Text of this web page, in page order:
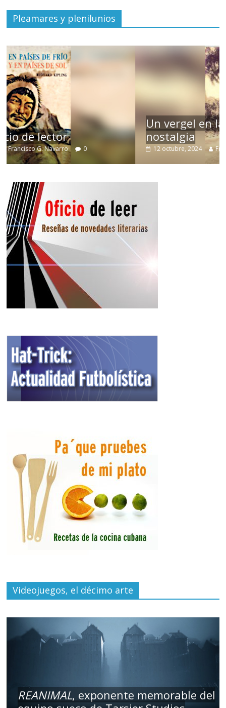
Pleamares y plenilunios
Un vergel en las nieblas de la
nostalgia
12 octubre, 2024 Francisco G. Navarro 0
Videojuegos, el décimo arte
REANIMAL, exponente memorable del